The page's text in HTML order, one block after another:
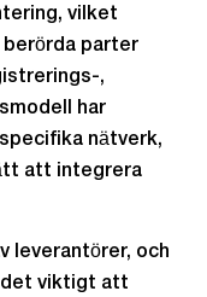
vilket
parter
,
har
nätverk,
att integrera
leverantörer, och
det viktigt att